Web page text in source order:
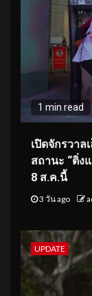
1 min read
เปิดจักรวาล
สถานะ “ติ่ง
8 ส.ค.นี้
3 วัน ago
UPDATE